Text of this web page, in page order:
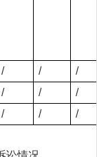
/ /
/
/ /
/
/ / /